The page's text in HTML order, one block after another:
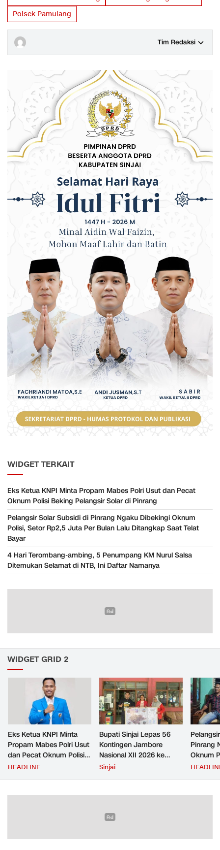
Polsek Pamulang
Tim Redaksi
WIDGET TERKAIT
Eks Ketua KNPI Minta Propam Mabes Polri Usut dan Pecat
Oknum Polisi Beking Pelangsir Solar di Pinrang
Pelangsir Solar Subsidi di Pinrang Ngaku Dibekingi Oknum
Polisi, Setor Rp2,5 Juta Per Bulan Lalu Ditangkap Saat Telat
Bayar
​4 Hari Terombang-ambing, 5 Penumpang KM Nurul Salsa
Ditemukan Selamat di NTB, Ini Daftar Namanya
WIDGET GRID 2
Eks Ketua KNPI Minta
Propam Mabes Polri Usut
dan Pecat Oknum Polisi
Beking Pelangsir Solar di
HEADLINE
Bupati Sinjai Lepas 56
Kontingen Jambore
Nasional XII 2026 ke
Cibubur
Sinjai
Pinrang
Oknum
Rp2,5